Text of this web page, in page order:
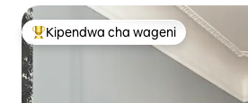
Kipendwa maarufu cha wageni
Kipendwa cha wageni